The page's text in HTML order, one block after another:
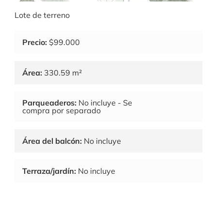
Lote de terreno
Precio: $99.000
Área: 330.59 m²
Parqueaderos: No incluye - Se
compra por separado
Área del balcón: No incluye
Terraza/jardín: No incluye